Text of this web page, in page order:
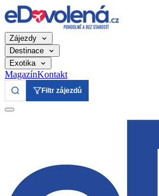
Zájezdy
Destinace
Exotika
MagazínKontakt
Filtr zájezdů